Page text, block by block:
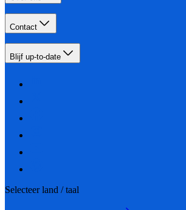
Contact
Blijf up-to-date
Selecteer land / taal